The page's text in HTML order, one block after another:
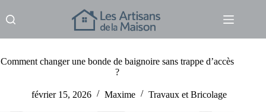
au
contenu
Comment changer une bonde de baignoire sans trappe d’accès
?
février 15, 2026 Maxime Travaux et Bricolage